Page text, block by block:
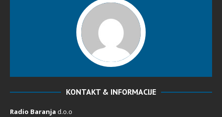
KONTAKT & INFORMACIJE
Radio Baranja d.o.o